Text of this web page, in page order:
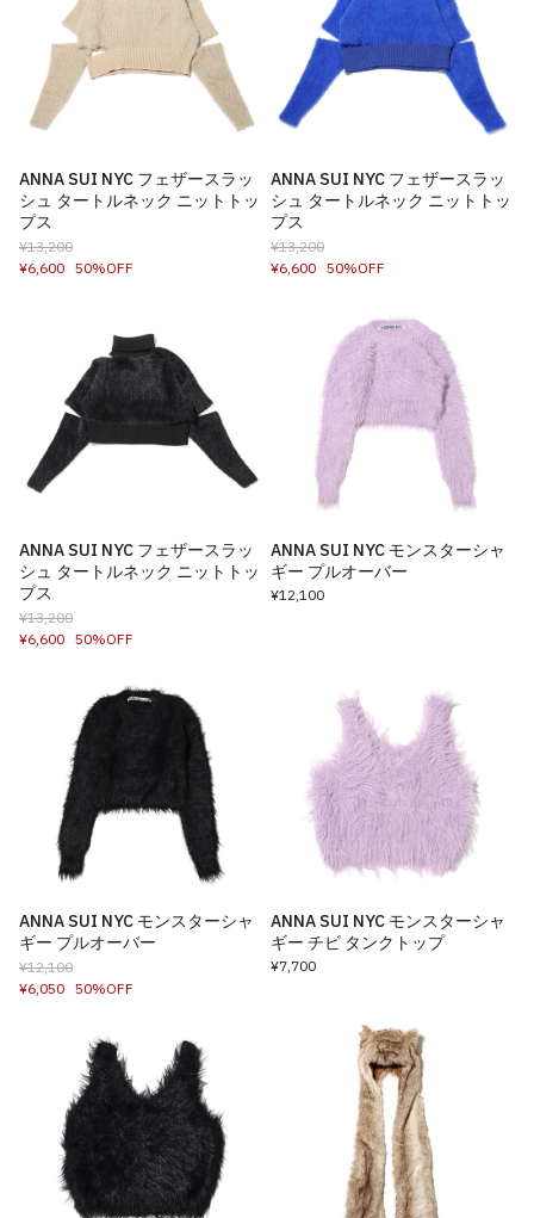
ANNA SUI NYC フェザースラッ
シュ タートルネック ニットトッ
プス
¥13,200
¥6,600 50%OFF
ANNA SUI NYC フェザースラッ
シュ タートルネック ニットトッ
プス
¥13,200
¥6,600 50%OFF
ANNA SUI NYC フェザースラッ
シュ タートルネック ニットトッ
プス
¥13,200
¥6,600 50%OFF
ANNA SUI NYC モンスターシャ
ギー プルオーバー
¥12,100
ANNA SUI NYC モンスターシャ
ギー プルオーバー
¥12,100
¥6,050 50%OFF
ANNA SUI NYC モンスターシャ
ギー チビ タンクトップ
¥7,700